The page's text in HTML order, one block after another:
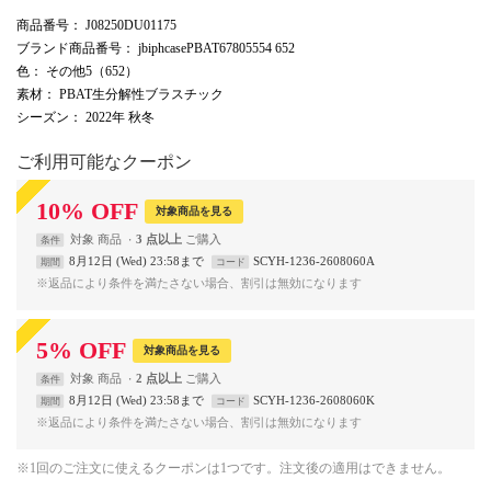
商品番号 ： J08250DU01175
ブランド商品番号 ： jbiphcasePBAT67805554 652
色 ： その他5（652）
素材 ： PBAT生分解性ブラスチック
シーズン ： 2022年 秋冬
ご利用可能なクーポン
10% OFF 対象商品を見る
条件 対象 商品 3 点以上
期間 8月12日 (Wed) 23:58まで コード
SCYH-1236-2608060A
※返品により条件を満たさない場合、割引は無効になります
5% OFF 対象商品を見る
条件 対象 商品 2 点以上
期間 8月12日 (Wed) 23:58まで コード
SCYH-1236-2608060K
※返品により条件を満たさない場合、割引は無効になります
※1回のご注文に使えるクーポンは1つです。注文後の適用はできません。